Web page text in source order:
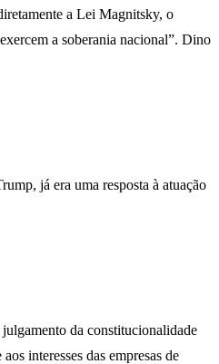
a Lei Magnitsky, o
a soberania nacional”. Dino
já era uma resposta à atuação
da constitucionalidade
interesses das empresas de